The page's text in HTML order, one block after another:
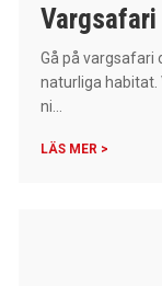
Vargsafari
Gå på vargsafari
naturliga
ni...
LÄS MER >